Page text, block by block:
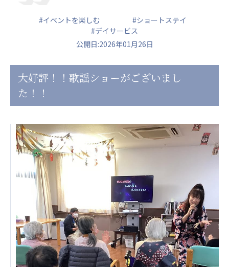
株式会社 サンガジャパン
株式会社Genkiリレーションズ
一般社団法人 日本高齢者福祉協会
日本高齢者福祉協会
爽やかな風 中部エリア
爽やかな風 那覇エリア
鷹揚館
社会福祉法人 共生会
特別養護老人ホーム 共生の家
株式会社 アジアメデカ元気事業団
アジアメデカ元気事業団
株式会社 爽やかな風九州
爽やかな風九州
株式会社 七星
七星
#イベントを楽しむ
#ショートステイ
#デイサービス
公開日:2026年01月26日
大好評！！歌謡ショーがございまし
た！！